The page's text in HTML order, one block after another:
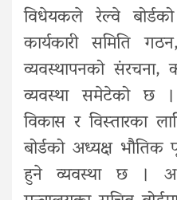
विधेयकले रेल्वे
कार्यकारी समिति
व्यवस्थापनको
व्यवस्था समेटेको छ
विकास र विस्तारका
बोर्डको अध्यक्ष भौतिक
हुने व्यवस्था छ ।